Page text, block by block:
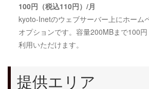
100円（税込110円）/月
kyoto-Inetのウェブサーバー上にホーム
オプションです。容量200MBまで100
利用いただけます。
提供エリア